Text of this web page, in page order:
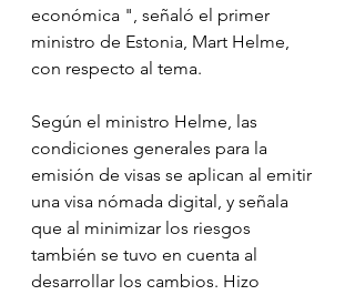
económica ", señaló el primer
ministro de Estonia, Mart Helme,
con respecto al tema.
Según el ministro Helme, las
condiciones generales para la
emisión de visas se aplican al emitir
una visa nómada digital, y señala
que al minimizar los riesgos
también se tuvo en cuenta al
desarrollar los cambios. Hizo